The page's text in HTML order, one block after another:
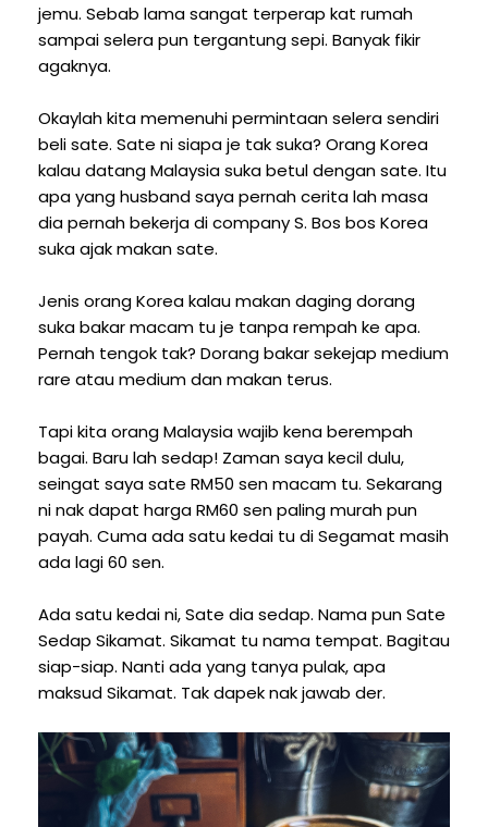
jemu. Sebab lama sangat terperap kat rumah
sampai selera pun tergantung sepi. Banyak fikir
agaknya.
Okaylah kita memenuhi permintaan selera sendiri
beli sate. Sate ni siapa je tak suka? Orang Korea
kalau datang Malaysia suka betul dengan sate. Itu
apa yang husband saya pernah cerita lah masa
dia pernah bekerja di company S. Bos bos Korea
suka ajak makan sate.
Jenis orang Korea kalau makan daging dorang
suka bakar macam tu je tanpa rempah ke apa.
Pernah tengok tak? Dorang bakar sekejap medium
rare atau medium dan makan terus.
Tapi kita orang Malaysia wajib kena berempah
bagai. Baru lah sedap! Zaman saya kecil dulu,
seingat saya sate RM50 sen macam tu. Sekarang
ni nak dapat harga RM60 sen paling murah pun
payah. Cuma ada satu kedai tu di Segamat masih
ada lagi 60 sen.
Ada satu kedai ni, Sate dia sedap. Nama pun Sate
Sedap Sikamat. Sikamat tu nama tempat. Bagitau
siap-siap. Nanti ada yang tanya pulak, apa
maksud Sikamat. Tak dapek nak jawab der.